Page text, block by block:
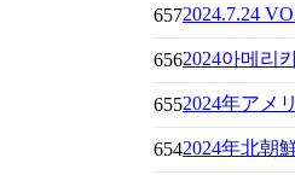
6572024.7.24
6562024아메리
6552024年アメ
6542024年北朝